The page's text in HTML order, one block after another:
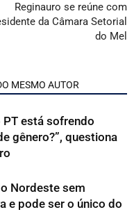
Reginauro se reúne com
da Câmara Setorial
do Mel
MESMO AUTOR
PT está sofrendo
gênero?”, questiona
Nordeste sem
e pode ser o único do